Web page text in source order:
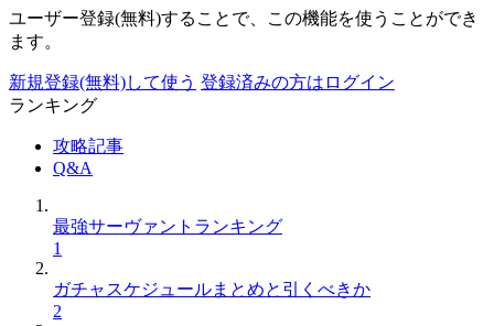
ユーザー登録(無料)することで、この機能を使うことができ
ます。
新規登録(無料)して使う 登録済みの方はログイン
ランキング
攻略記事
Q&A
最強サーヴァントランキング
1
ガチャスケジュールまとめと引くべきか
2